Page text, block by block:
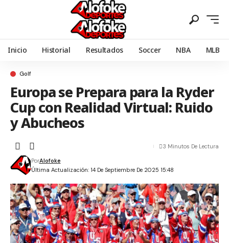
Inicio Historial Resultados Soccer NBA MLB
Golf
Europa se Prepara para la Ryder
Cup con Realidad Virtual: Ruido
y Abucheos
Última Actualización: 14 De Septiembre De 2025 15:48
PorAlofoke
3 Minutos De Lectura